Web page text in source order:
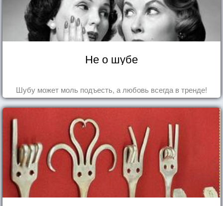
Не о шубе
Шубу может моль подъесть, а любовь всегда в тренде!